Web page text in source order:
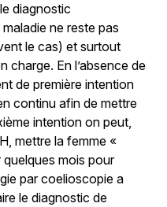
diagnostic
ne reste pas
le cas) et surtout
charge. En l’absence de
de première intention
continu afin de mettre
intention on peut,
mettre la femme «
mois pour
par coelioscopie a
le diagnostic de